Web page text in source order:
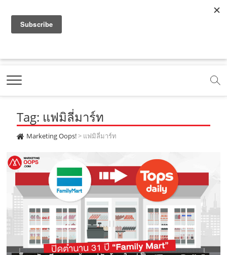
a
e
b
o
o
k
c
o
m
o
t
b
e
.
o
m
.
o
e
m
e
t
g
r
a
.
c
m
t
k
.
c
o
m
Marketing Oops!
DIGITAL | CREATIVE | ADVERTISING | CAMPAIGN |
Tag: แฟมิลี่มาร์ท
Marketing Oops!> แฟมิลี่มาร์ท